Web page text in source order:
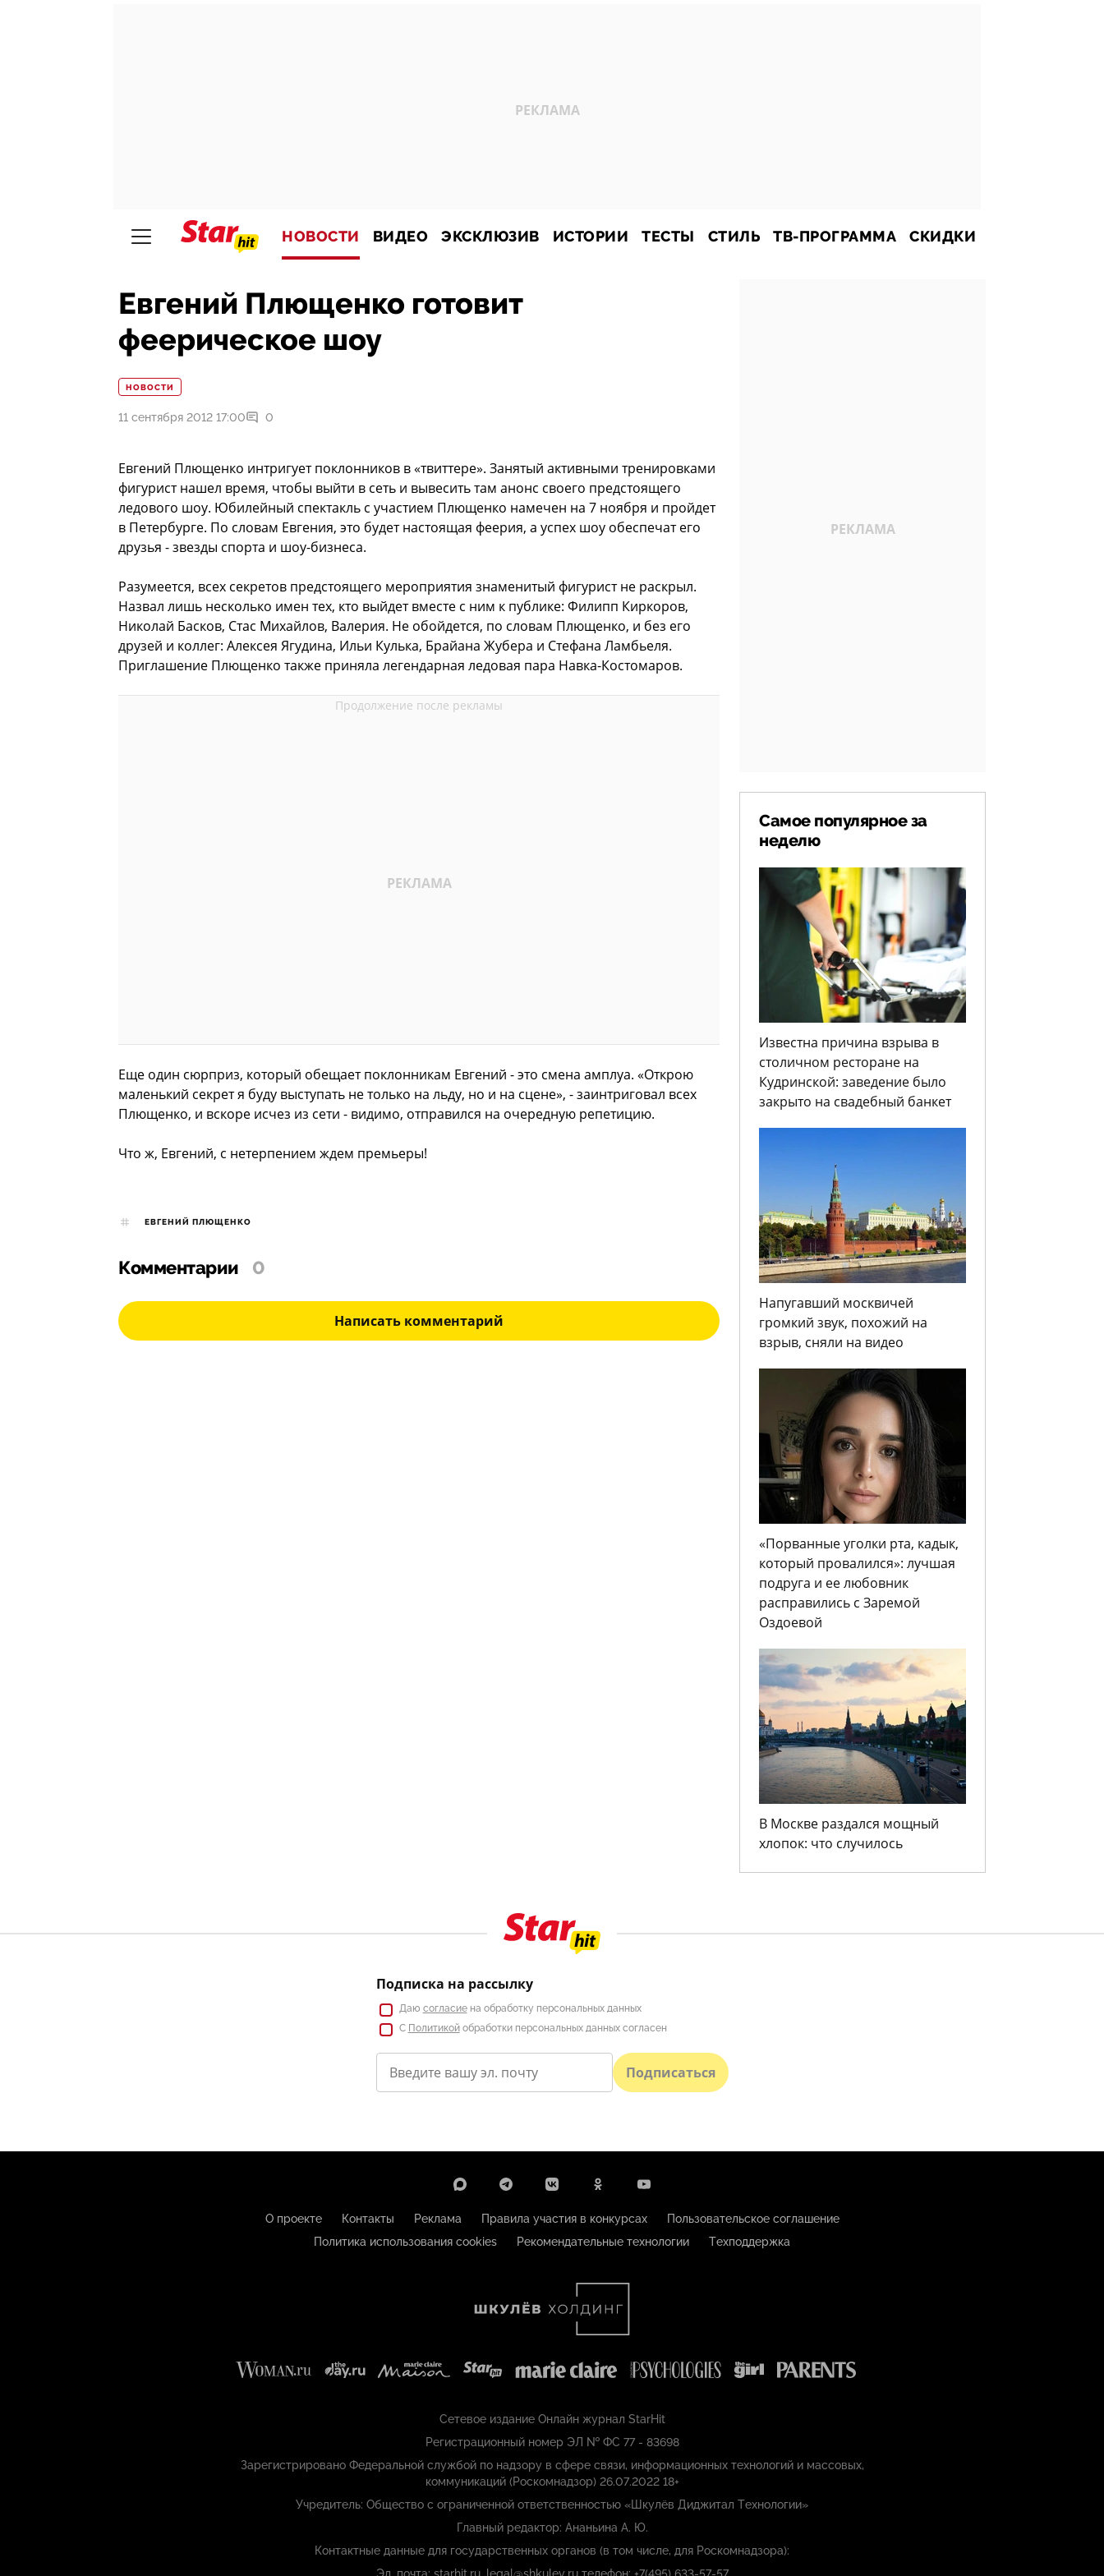
НОВОСТИ ВИДЕО ЭКСКЛЮЗИВ ИСТОРИИ ТЕСТЫ СТИЛЬ ТВ-ПРОГРАММА СКИДКИ
Евгений Плющенко готовит
феерическое шоу
НОВОСТИ
11 сентября 2012 17:00 0
Евгений Плющенко интригует поклонников в «твиттере». Занятый активными тренировками
фигурист нашел время, чтобы выйти в сеть и вывесить там анонс своего предстоящего
ледового шоу. Юбилейный спектакль с участием Плющенко намечен на 7 ноября и пройдет
в Петербурге. По словам Евгения, это будет настоящая феерия, а успех шоу обеспечат его
друзья - звезды спорта и шоу-бизнеса.
Разумеется, всех секретов предстоящего мероприятия знаменитый фигурист не раскрыл.
Назвал лишь несколько имен тех, кто выйдет вместе с ним к публике: Филипп Киркоров,
Николай Басков, Стас Михайлов, Валерия. Не обойдется, по словам Плющенко, и без его
друзей и коллег: Алексея Ягудина, Ильи Кулька, Брайана Жубера и Стефана Ламбьеля.
Приглашение Плющенко также приняла легендарная ледовая пара Навка-Костомаров.
Еще один сюрприз, который обещает поклонникам Евгений - это смена амплуа. «Открою
маленький секрет я буду выступать не только на льду, но и на сцене», - заинтриговал всех
Плющенко, и вскоре исчез из сети - видимо, отправился на очередную репетицию.
Что ж, Евгений, с нетерпением ждем премьеры!
ЕВГЕНИЙ ПЛЮЩЕНКО
Комментарии 0
Написать комментарий
Самое популярное за
неделю
Известна причина взрыва в
столичном ресторане на
Кудринской: заведение было
закрыто на свадебный банкет
Напугавший москвичей
громкий звук, похожий на
взрыв, сняли на видео
«Порванные уголки рта, кадык,
который провалился»: лучшая
подруга и ее любовник
расправились с Заремой
Оздоевой
В Москве раздался мощный
хлопок: что случилось
Подписка на рассылку
Даю согласиена обработку персональных данных
С Политикойобработки персональных данных согласен
Подписаться
О проекте Контакты Реклама Правила участия в конкурсах
Пользовательское соглашение
Политика использования cookies
Рекомендательные технологии Техподдержка
Сетевое издание Онлайн журнал StarHit
Регистрационный номер ЭЛ № ФС 77 - 83698
Зарегистрировано Федеральной службой по надзору в сфере связи, информационных технологий и массовых,
коммуникаций (Роскомнадзор) 26.07.2022 18+
Учредитель: Общество с ограниченной ответственностью «Шкулёв Диджитал Технологии»
Главный редактор: Ананьина А. Ю.
Контактные данные для государственных органов (в том числе, для Роскомнадзора):